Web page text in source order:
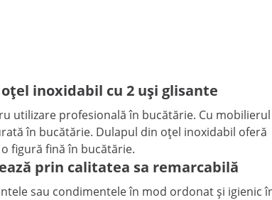
inoxidabil cu 2 uși glisante
utilizare profesională în bucătărie. Cu mobilierul
în bucătărie. Dulapul din oțel inoxidabil oferă
figură fină în bucătărie.
prin calitatea sa remarcabilă
sau condimentele în mod ordonat și igienic